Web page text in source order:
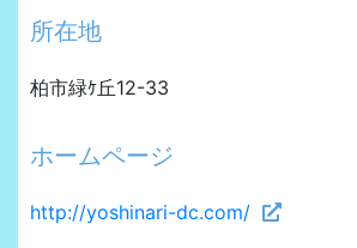
所在地
柏市緑ｹ丘12-33
ホームページ
http://yoshinari-dc.com/